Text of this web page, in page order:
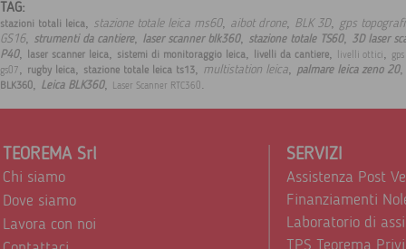
TAG:
stazioni totali leica, stazione totale leica ms60, aibot drone, BLK 3D, gps
GS16, strumenti da cantiere, laser scanner blk360, stazione totale TS60, 3D laser
P40, laser scanner leica, sistemi di monitoraggio leica, livelli da cantiere, livelli ottici,
gs07, rugby leica, stazione totale leica ts13, multistation leica, palmare leica zeno 20
BLK360, Leica BLK360, Laser Scanner RTC360.
TEOREMA Srl
Chi siamo
Dove siamo
Lavora con noi
SERVIZI
Assistenza Post
Finanziamenti
Laboratorio di
TPS Teorema